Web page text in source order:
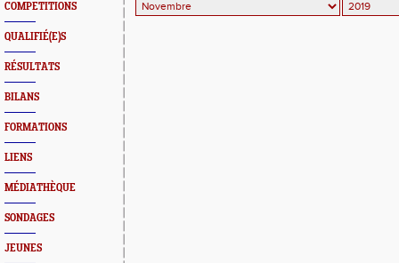
COMPETITIONS
QUALIFIÉ(E)S
RÉSULTATS
BILANS
FORMATIONS
LIENS
MÉDIATHÈQUE
SONDAGES
JEUNES